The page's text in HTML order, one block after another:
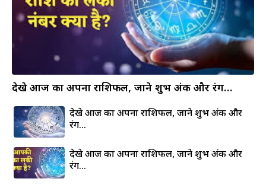
देखे आज का अपना राशिफल, जाने शुभ अंक और रंग…
देखे आज का अपना राशिफल, जाने शुभ अंक और
रंग…
देखे आज का अपना राशिफल, जाने शुभ अंक और
रंग…